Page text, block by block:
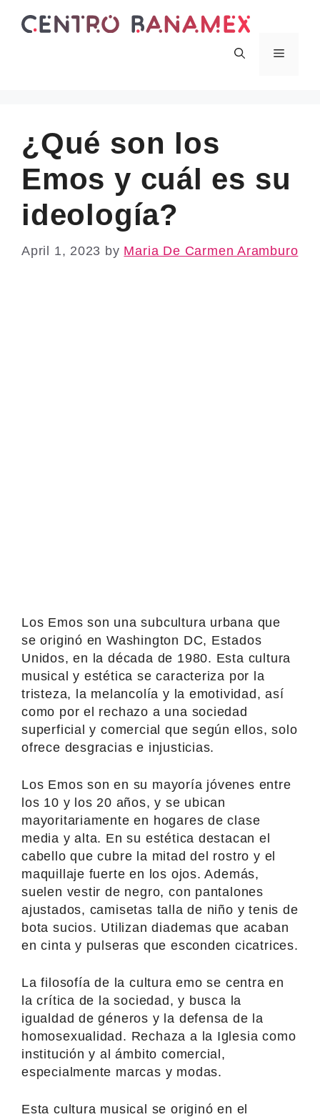
Menu
¿Qué son los
Emos y cuál es su
ideología?
April 1, 2023 by Maria De Carmen Aramburo
Los Emos son una subcultura urbana que
se originó en Washington DC, Estados
Unidos, en la década de 1980. Esta cultura
musical y estética se caracteriza por la
tristeza, la melancolía y la emotividad, así
como por el rechazo a una sociedad
superficial y comercial que según ellos, solo
ofrece desgracias e injusticias.
Los Emos son en su mayoría jóvenes entre
los 10 y los 20 años, y se ubican
mayoritariamente en hogares de clase
media y alta. En su estética destacan el
cabello que cubre la mitad del rostro y el
maquillaje fuerte en los ojos. Además,
suelen vestir de negro, con pantalones
ajustados, camisetas talla de niño y tenis de
bota sucios. Utilizan diademas que acaban
en cinta y pulseras que esconden cicatrices.
La filosofía de la cultura emo se centra en
la crítica de la sociedad, y busca la
igualdad de géneros y la defensa de la
homosexualidad. Rechaza a la Iglesia como
institución y al ámbito comercial,
especialmente marcas y modas.
Esta cultura musical se originó en el